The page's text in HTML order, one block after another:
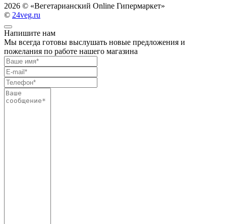
2026 © «Вегетарианский Online Гипермаркет»
© 24veg.ru
Напишите нам
Мы всегда готовы выслушать новые предложения и
пожелания по работе нашего магазина